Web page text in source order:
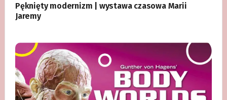
Pęknięty modernizm | wystawa czasowa Marii
Jaremy